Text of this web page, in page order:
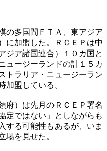
の多国間ＦＴＡ、東アジア
に加盟した。ＲＣＥＰは中
ジア諸国連合）１０カ国と
ュージーランドの計１５カ
トラリア・ニュージーラン
加盟している。
府）は先月のＲＣＥＰ署名
定ではない」としながらも
する可能性もあるが、いま
場を見せた。